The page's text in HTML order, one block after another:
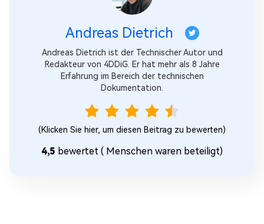
Andreas Dietrich
Andreas Dietrich ist der Technischer Autor und
Redakteur von 4DDiG. Er hat mehr als 8 Jahre
Erfahrung im Bereich der technischen
Dokumentation.
(Klicken Sie hier, um diesen Beitrag zu bewerten)
4,5 bewertet ( Menschen waren beteiligt)